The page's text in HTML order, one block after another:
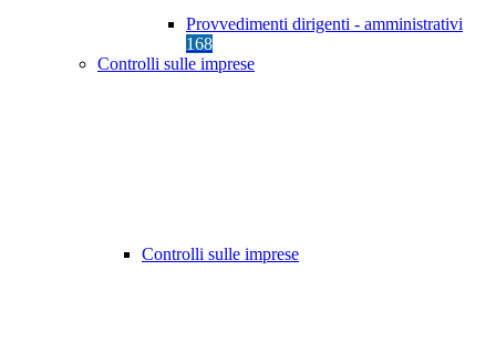
Provvedimenti dirigenti - amministrativi
168
Controlli sulle imprese
Controlli sulle imprese